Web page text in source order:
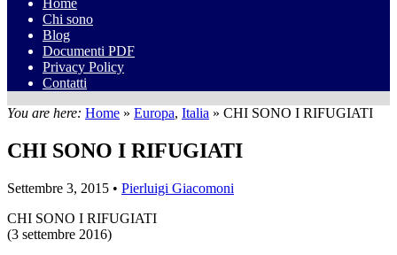
Home
Chi sono
Blog
Documenti PDF
Privacy Policy
Contatti
You are here: Home » Europa, Italia » CHI SONO I RIFUGIATI
CHI SONO I RIFUGIATI
Settembre 3, 2015 • Pierluigi Giacomoni
CHI SONO I RIFUGIATI
(3 settembre 2016)